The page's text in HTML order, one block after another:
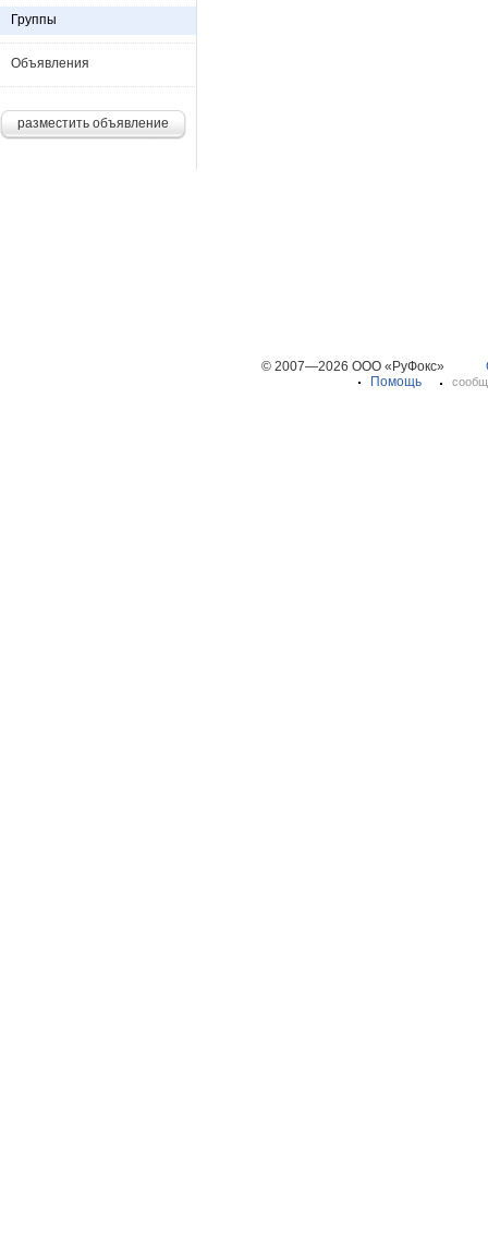
Группы
Объявления
разместить объявление
© 2007—2026 ООО «РуФокс»
Помощь